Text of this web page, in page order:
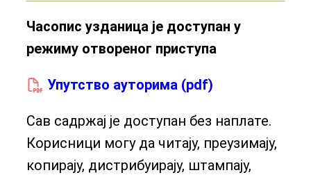
Часопис узданица је доступан у
режиму отвореног приступа
Упутство ауторима (pdf)
Сав садржај је доступан без наплате.
Корисници могу да читају, преузимају,
копирају, дистрибуирају, штампају,